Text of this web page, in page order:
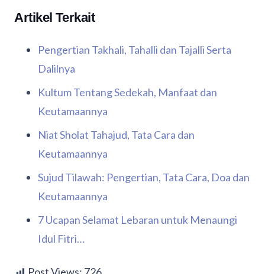
Artikel Terkait
Pengertian Takhali, Tahalli dan Tajalli Serta
Dalilnya
Kultum Tentang Sedekah, Manfaat dan
Keutamaannya
Niat Sholat Tahajud, Tata Cara dan
Keutamaannya
Sujud Tilawah: Pengertian, Tata Cara, Doa dan
Keutamaannya
7 Ucapan Selamat Lebaran untuk Menaungi
Idul Fitri…